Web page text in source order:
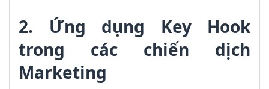
2. Ứng dụng Key Hook
trong các chiến dịch
Marketing